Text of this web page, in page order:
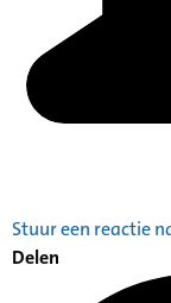
Stuur een reactie
Delen